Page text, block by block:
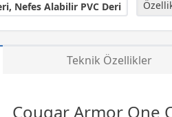
Nefes Alabilir PVC Deri
Teknik Özellikler
Cougar Armor One